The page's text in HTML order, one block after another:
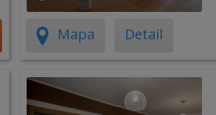
Mapa Detail